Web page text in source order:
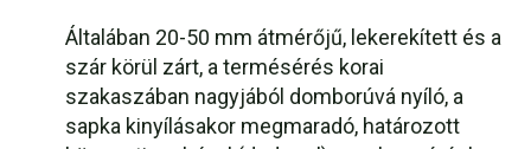
Általában 20-50 mm átmérőjű, lekerekített és a
szár körül zárt, a termésérés korai
szakaszában nagyjából domborúvá nyíló, a
sapka kinyílásakor megmaradó, határozott